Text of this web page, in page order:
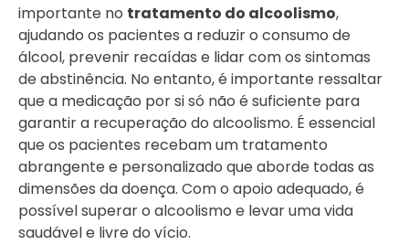
importante no tratamento do alcoolismo,
ajudando os pacientes a reduzir o consumo de
álcool, prevenir recaídas e lidar com os sintomas
de abstinência. No entanto, é importante ressaltar
que a medicação por si só não é suficiente para
garantir a recuperação do alcoolismo. É essencial
que os pacientes recebam um tratamento
abrangente e personalizado que aborde todas as
dimensões da doença. Com o apoio adequado, é
possível superar o alcoolismo e levar uma vida
saudável e livre do vício.